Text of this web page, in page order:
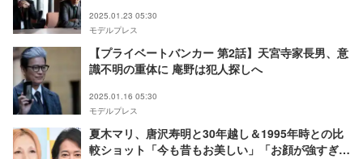
2025.01.23 05:30
モデルプレス
【プライベートバンカー 第2話】天宮寺家長男、意
識不明の重体に 庵野は犯人探しへ
2025.01.16 05:30
モデルプレス
夏木マリ、唐沢寿明と30年越し＆1995年時との比
較ショット「今も昔もお美しい」「お顔が強すぎ」